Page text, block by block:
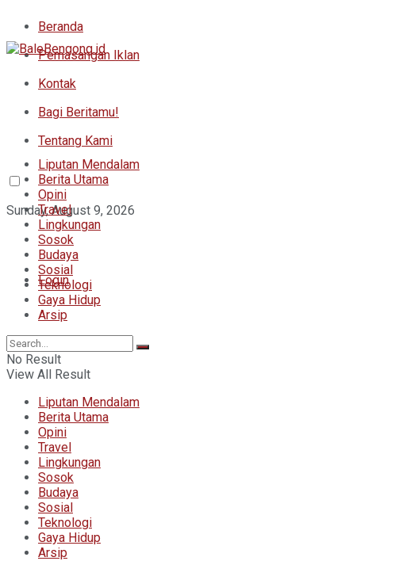
Beranda
Pemasangan Iklan
Kontak
Bagi Beritamu!
Tentang Kami
Sunday, August 9, 2026
Login
Liputan Mendalam
Berita Utama
Opini
Travel
Lingkungan
Sosok
Budaya
Sosial
Teknologi
Gaya Hidup
Arsip
No Result
View All Result
Liputan Mendalam
Berita Utama
Opini
Travel
Lingkungan
Sosok
Budaya
Sosial
Teknologi
Gaya Hidup
Arsip